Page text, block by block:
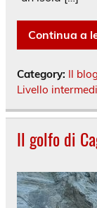
Continua a
Category: Il
Livello
Il golfo di